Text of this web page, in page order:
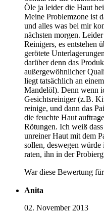
Öle ja leider die Haut
Meine Problemzone ist
und alles was bei mir
nächsten morgen.
Reinigers, es entstehen
gerötete
darüber denn das
außergewöhnlicher
liegt tatsächlich an
Mandelöl). Denn wenn
Gesichtsreiniger (z.B.
reinige, und dann das
die feuchte Haut
Rötungen. Ich weiß
unreiner Haut mit dem
sollen, deswegen
raten, ihn in der
War diese Bewertung
Anita
02. November 2013